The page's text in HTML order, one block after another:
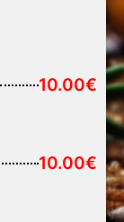
10.00€
10.00€